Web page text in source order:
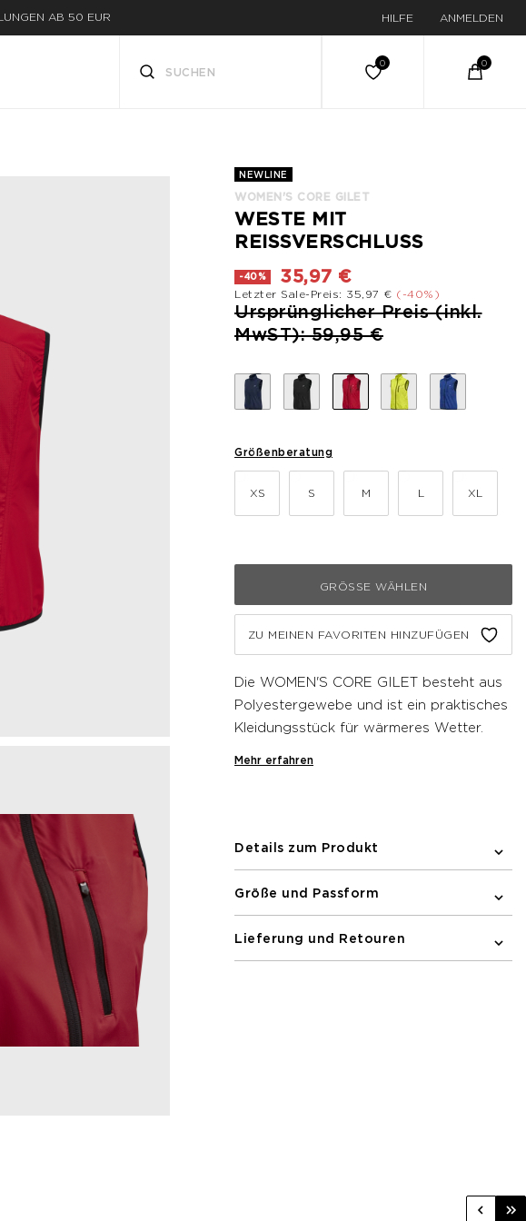
HILFE ANMELDEN
NEWLINE
WOMEN'S CORE GILET
WESTE MIT
REISSVERSCHLUSS
-40% 35,97 €
Letzter Sale-Preis: 35,97 € (-40%)
Preis reduziert von
Ursprünglicher Preis (inkl.
MwST): 59,95 €bis
Größenberatung
XS S M L XL
GRÖSSE WÄHLEN
ZU MEINEN FAVORITEN HINZUFÜGEN
Die WOMEN'S CORE GILET besteht aus
Polyestergewebe und ist ein praktisches
Kleidungsstück für wärmeres Wetter.
Armlöchern. Auf der Vorderseite
für die sichere Aufbewahrung von
Mehr erfahren
Details zum Produkt
Größe und Passform
Lieferung und Retouren